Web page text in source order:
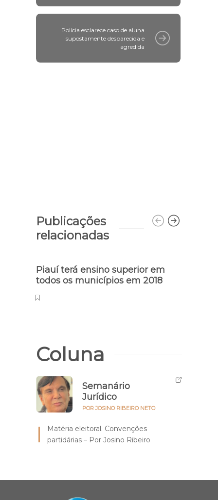
Polícia esclarece caso de aluna
supostamente desparecida e
agredida
Publicações
relacionadas
Piauí terá ensino superior em
todos os municípios em 2018
Coluna
Semanário
Jurídico
POR JOSINO RIBEIRO NETO
Matéria eleitoral. Convenções
partidárias – Por Josino Ribeiro